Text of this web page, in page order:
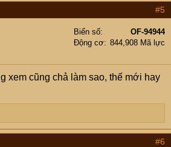
#5
Biển số
OF-94944
Động cơ
844,908 Mã lực
xem cũng chả làm sao, thế mới hay
#6